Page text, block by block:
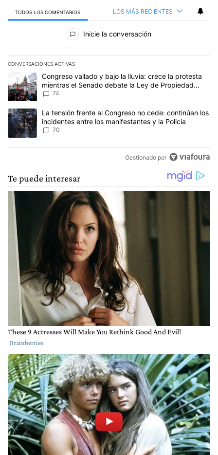
TODOS LOS COMENTARIOS LOS MÁS RECIENTES
Todos los comentarios
Inicie la conversación
CONVERSACIONES ACTIVAS
Este listado muestra los artículos con más comentarios en los
Un artículo de tendencia con el título "Congreso vallado y bajo
Congreso vallado y bajo la lluvia: crece la protesta
mientras el Senado debate la Ley de Propiedad
Privada
74
Un artículo de tendencia con el título "La tensión frente al
La tensión frente al Congreso no cede: continúan los
incidentes entre los manifestantes y la Policía
70
Gestionado por